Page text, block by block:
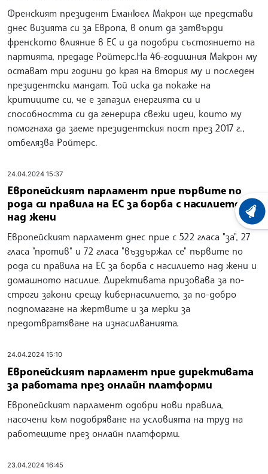
Френският президент Еманюел Макрон ще представи
днес визията си за Европа, в опит да затвърди
френското влияние в ЕС и да подобри състоянието на
партията, предаде Ройтерс.На 46-годишния Макрон му
остават три години до края на втория му и последен
президентски мандат. Той иска да покаже на
критиците си, че е запазил енергията си и
способността си да генерира свежи идеи, които му
помогнаха да заеме президентския пост през 2017 г.,
отбелязва Ройтерс.
24.04.2024 15:37
Европейският парламент прие първите по
рода си правила на ЕС за борба с насилието
над жени
Европейският парламент днес прие с 522 гласа "за", 27
гласа "против" и 72 гласа "въздържал се" първите по
рода си правила на ЕС за борба с насилието над жени и
домашното насилие. Директивата призовава за по-
строги закони срещу кибернасилието, за по-добро
подпомагане на жертвите и за мерки за
предотвратяване на изнасилванията.
24.04.2024 15:10
Европейският парламент прие директивата
за работата през онлайн платформи
Европейският парламент одобри нови правила,
насочени към подобряване на условията на труд на
работещите през онлайн платформи.
23.04.2024 16:45